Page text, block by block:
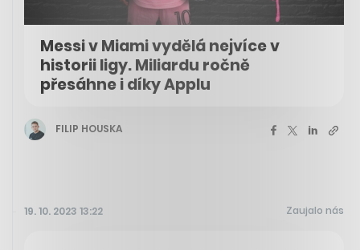
Messi v Miami vydělá nejvíce v
historii ligy. Miliardu ročně
přesáhne i díky Applu
FILIP HOUSKA
19. 10. 2023 13:22 Zaujalo nás